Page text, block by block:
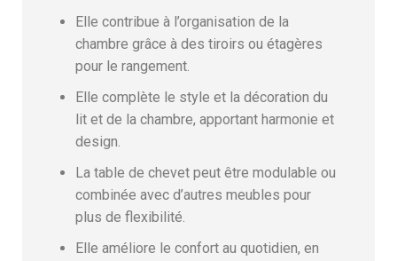
Elle contribue à l’organisation de la
chambre grâce à des tiroirs ou étagères
pour le rangement.
Elle complète le style et la décoration du
lit et de la chambre, apportant harmonie et
design.
La table de chevet peut être modulable ou
combinée avec d’autres meubles pour
plus de flexibilité.
Elle améliore le confort au quotidien, en